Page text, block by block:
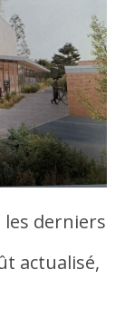
les derniers
actualisé,